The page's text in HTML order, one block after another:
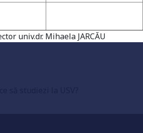
univ.dr. Mihaela JARCĂU
acreditată